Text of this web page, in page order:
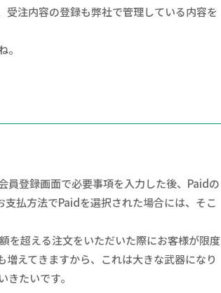
注内容の登録も弊社で管理している内容を
員登録画面で必要事項を入力した後、Paidの
払方法でPaidを選択された場合には、そこ
を超える注文をいただいた際にお客様が限度
えてきますから、これは大きな武器になり
たいです。